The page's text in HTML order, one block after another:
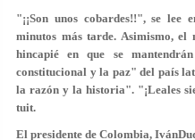
"¡¡Son unos cobardes!!", se lee
minutos más tarde. Asimismo, el
hincapié en que se
constitucional y la paz" del país
la razón y la historia". "¡Leales
tuit.
El presidente de Colombia,